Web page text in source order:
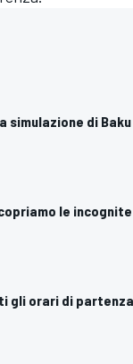
simulazione di
le
gli orari di